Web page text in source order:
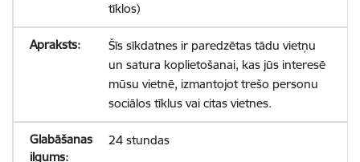
tīklos)
Šīs sīkdatnes ir paredzētas tādu vietņu
un satura koplietošanai, kas jūs interesē
mūsu vietnē, izmantojot trešo personu
sociālos tīklus vai citas vietnes.
24 stundas